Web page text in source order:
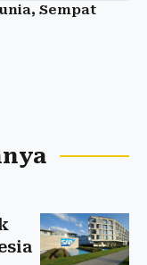
Sempat